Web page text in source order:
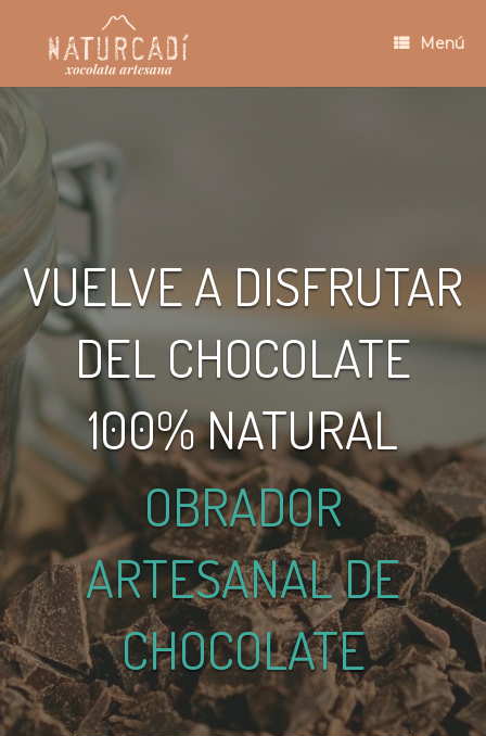
contenido
Menú
VUELVE A DISFRUTAR
DEL CHOCOLATE
100% NATURAL
OBRADOR
ARTESANAL DE
CHOCOLATE